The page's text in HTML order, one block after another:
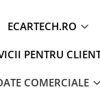
ECARTECH.RO
PENTRU
COMERCIALE